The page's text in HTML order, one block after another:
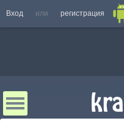
Вход или регистрация